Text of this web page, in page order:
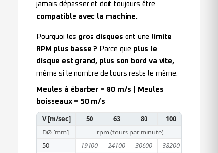
jamais dépasser et doit toujours être
compatible avec la machine.
Pourquoi les gros disques ont une limite
RPM plus basse ? Parce que plus le
disque est grand, plus son bord va vite,
même si le nombre de tours reste le même.
Meules à ébarber = 80 m/s
Meules
boisseaux = 50 m/s
V [m/sec] 50 63 80
100
DØ [mm]
rpm (tours par minute)
50
19100 24100 30600
38200